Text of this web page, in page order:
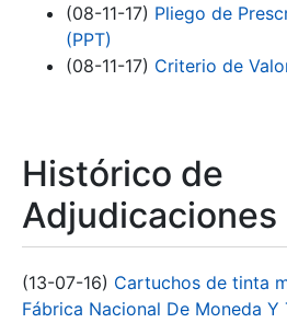
(08-11-17) Pliego de
(PPT)
(08-11-17) Criterio de
Histórico de
Adjudicaciones
(13-07-16) Cartuchos de tinta
Fábrica Nacional De Moneda Y